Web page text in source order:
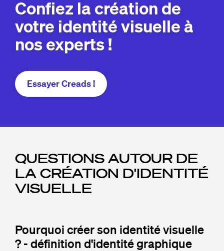
Confiez la création de
votre identité visuelle à
nos experts !
Essayer Creads !
QUESTIONS AUTOUR DE
LA CRÉATION D'IDENTITÉ
VISUELLE
Pourquoi créer son identité visuelle
? - définition d'identité graphique